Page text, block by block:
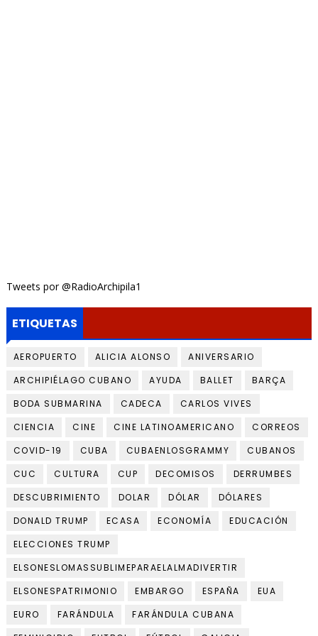
Tweets por @RadioArchipila1
ETIQUETAS
AEROPUERTO ALICIA ALONSO
ANIVERSARIO
ARCHIPIÉLAGO CUBANO
AYUDA BALLET
BARÇA
BODA SUBMARINA
CADECA
CARLOS VIVES
CIENCIA
CINE CINE LATINOAMERICANO
CORREOS
COVID-19
CUBA CUBAENLOSGRAMMY
CUBANOS
CUC
CULTURA CUP DECOMISOS
DERRUMBES
DESCUBRIMIENTO
DOLAR DÓLAR
DÓLARES
DONALD TRUMP
ECASA ECONOMÍA
EDUCACIÓN
ELECCIONES TRUMP
ELSONESLOMASSUBLIMEPARAELALMADIVERTIR
ELSONESPATRIMONIO
EMBARGO ESPAÑA
EUA
EURO
FARÁNDULA
FARÁNDULA CUBANA